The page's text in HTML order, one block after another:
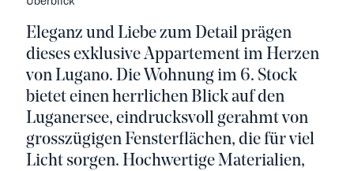
Eleganz und Liebe zum Detail prägen
dieses exklusive Appartement im Herzen
von Lugano. Die Wohnung im 6. Stock
bietet einen herrlichen Blick auf den
Luganersee, eindrucksvoll gerahmt von
grosszügigen Fensterflächen, die für viel
Licht sorgen. Hochwertige Materialien,